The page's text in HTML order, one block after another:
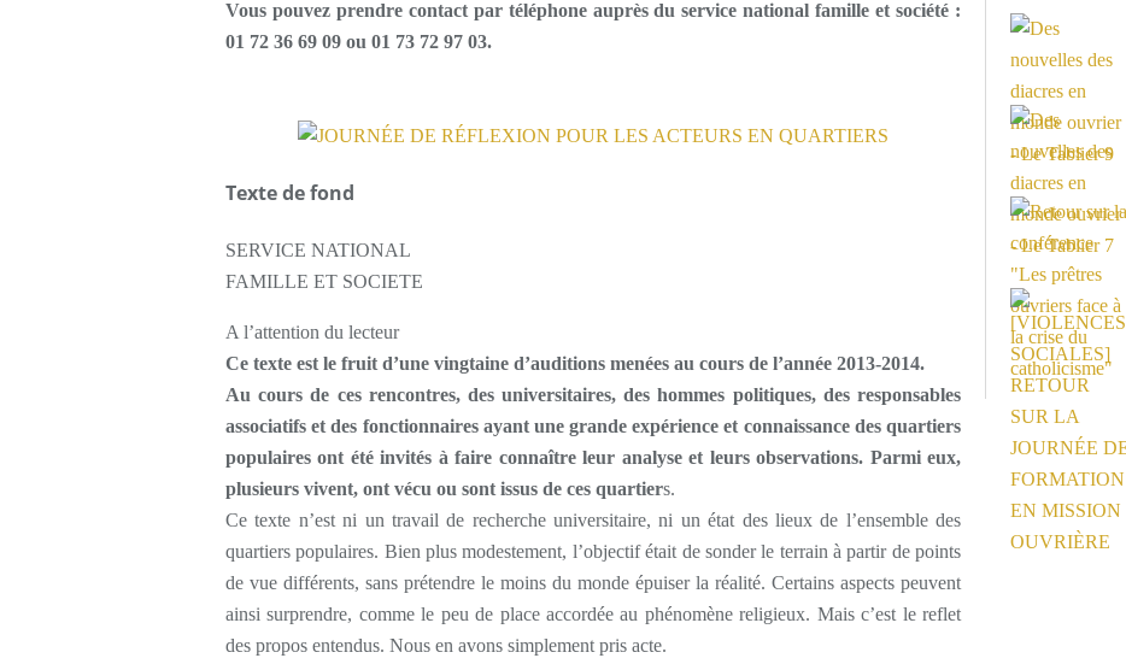
Vous pouvez prendre contact par téléphone auprès du service national famille et société :
01 72 36 69 09 ou 01 73 72 97 03.
Texte de fond
SERVICE NATIONAL
FAMILLE ET SOCIETE
A l’attention du lecteur
Ce texte est le fruit d’une vingtaine d’auditions menées au cours de l’année 2013-2014.
Au cours de ces rencontres, des universitaires, des hommes politiques, des responsables
associatifs et des fonctionnaires ayant une grande expérience et connaissance des quartiers
populaires ont été invités à faire connaître leur analyse et leurs observations. Parmi eux,
plusieurs vivent, ont vécu ou sont issus de ces quartiers.
Ce texte n’est ni un travail de recherche universitaire, ni un état des lieux de l’ensemble des
quartiers populaires. Bien plus modestement, l’objectif était de sonder le terrain à partir de points
de vue différents, sans prétendre le moins du monde épuiser la réalité. Certains aspects peuvent
ainsi surprendre, comme le peu de place accordée au phénomène religieux. Mais c’est le reflet
des propos entendus. Nous en avons simplement pris acte.